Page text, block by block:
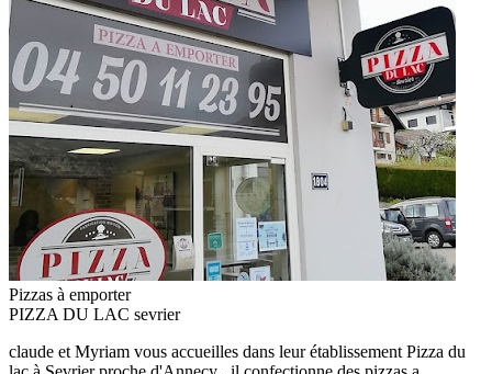
Pizzas à emporter
PIZZA DU LAC sevrier
claude et Myriam vous accueilles dans leur établissement Pizza du